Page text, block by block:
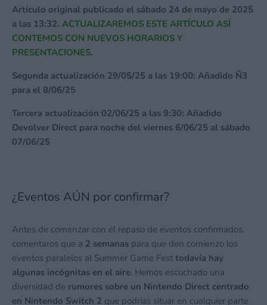
Artículo original publicado el sábado 24 de mayo de 2025
a las 13:32. ACTUALIZAREMOS ESTE ARTÍCULO ASÍ
CONTEMOS CON NUEVOS HORARIOS Y
PRESENTACIONES.
Segunda actualización 29/05/25 a las 19:00: Añadido Ñ3
para el 8/06/25
Tercera actualización 02/06/25 a las 9:30: Añadido
Devolver Direct para noche del viernes 6/06/25 al sábado
07/06/25
¿Eventos AÚN por confirmar?
Antes de comenzar con el repaso de eventos confirmados,
comentaros que a 2 semanas para que den comienzo los
eventos paralelos al Summer Game Fest todavía hay
algunas incógnitas en el aire. Hemos escuchado una
diversidad de rumores sobre un Nintendo Direct centrado
en Nintendo Switch 2 que podrías situar en cualquier parte